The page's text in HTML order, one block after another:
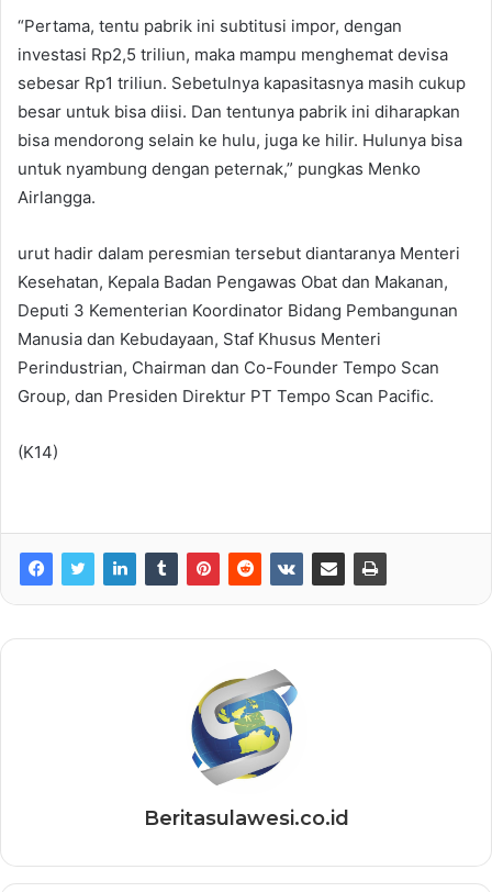
“Pertama, tentu pabrik ini subtitusi impor, dengan
investasi Rp2,5 triliun, maka mampu menghemat devisa
sebesar Rp1 triliun. Sebetulnya kapasitasnya masih cukup
besar untuk bisa diisi. Dan tentunya pabrik ini diharapkan
bisa mendorong selain ke hulu, juga ke hilir. Hulunya bisa
untuk nyambung dengan peternak,” pungkas Menko
Airlangga.
urut hadir dalam peresmian tersebut diantaranya Menteri
Kesehatan, Kepala Badan Pengawas Obat dan Makanan,
Deputi 3 Kementerian Koordinator Bidang Pembangunan
Manusia dan Kebudayaan, Staf Khusus Menteri
Perindustrian, Chairman dan Co-Founder Tempo Scan
Group, dan Presiden Direktur PT Tempo Scan Pacific.
(K14)
Beritasulawesi.co.id